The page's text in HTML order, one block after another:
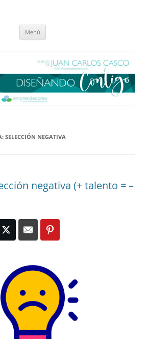
Menú
SELECCIÓN NEGATIVA
negativa (+ talento = –